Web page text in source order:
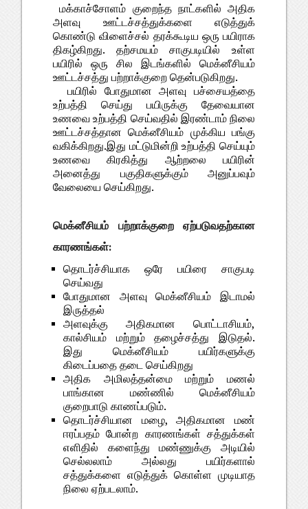
மக்காச்சோளம் குறைந்த நாட்களில் அதிக
அளவு ஊட்டச்சத்துக்களை எடுத்துக்
கொண்டு விளைச்சல் தரக்கூடிய ஒரு பயிராக
திகழ்கிறது. தற்சமயம் சாகுபடியில் உள்ள
பயிரில் ஒரு சில இடங்களில் மெக்னீசியம்
ஊட்டச்சத்து பற்றாக்குறை தென்படுகிறது.
பயிரில் போதுமான அளவு பச்சையத்தை
உற்பத்தி செய்து பயிருக்கு தேவையான
உணவை உற்பத்தி செய்வதில் இரண்டாம் நிலை
ஊட்டச்சத்தான மெக்னீசியம் முக்கிய பங்கு
வகிக்கிறது.இது மட்டுமின்றி உற்பத்தி செய்யும்
உணவை கிரகித்து ஆற்றலை பயிரின்
அனைத்து பகுதிகளுக்கும் அனுப்பவும்
வேலையை செய்கிறது.
மெக்னீசியம் பற்றாக்குறை ஏற்படுவதற்கான
காரணங்கள்:
தொடர்ச்சியாக ஒரே பயிரை சாகுபடி
செய்வது
போதுமான அளவு மெக்னீசியம் இடாமல்
இருத்தல்
அளவுக்கு அதிகமான பொட்டாசியம்,
கால்சியம் மற்றும் தழைச்சத்து இடுதல்.
இது மெக்னீசியம் பயிர்களுக்கு
கிடைப்பதை தடை செய்கிறது
அதிக அமிலத்தன்மை மற்றும் மணல்
பாங்கான மண்ணில் மெக்னீசியம்
குறைபாடு காணப்படும்.
தொடர்ச்சியான மழை, அதிகமான மண்
ஈரப்பதம் போன்ற காரணங்கள் சத்துக்கள்
எளிதில் களைந்து மண்ணுக்கு அடியில்
செல்லலாம் அல்லது பயிர்களால்
சத்துக்களை எடுத்துக் கொள்ள முடியாத
நிலை ஏற்படலாம்.